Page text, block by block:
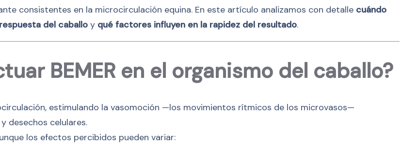
consistentes en la microcirculación equina. En este artículo analizamos con detalle cuándo
del caballo y qué factores influyen en la rapidez del resultado.
BEMER en el organismo del caballo?
estimulando la vasomoción —los movimientos rítmicos de los microvasos—
desechos celulares.
los efectos percibidos pueden variar: